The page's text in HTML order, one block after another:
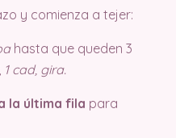
y comienza a tejer:
hasta que queden 3
1 cad, gira.
la última fila para